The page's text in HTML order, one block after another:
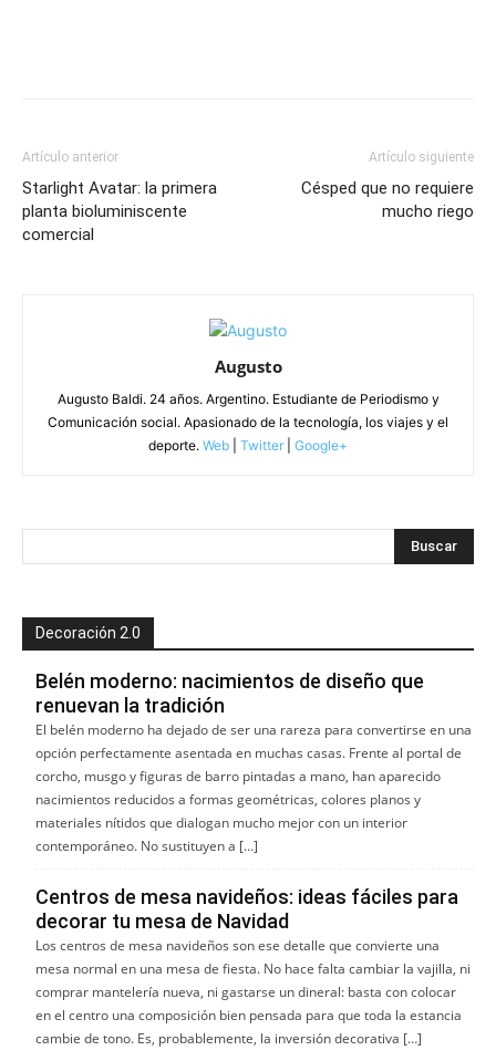
Artículo anterior
Starlight Avatar: la primera
planta bioluminiscente
comercial
Artículo siguiente
Césped que no requiere
mucho riego
Augusto
Augusto Baldi. 24 años. Argentino. Estudiante de Periodismo y
Comunicación social. Apasionado de la tecnología, los viajes y el
deporte. Web Twitter Google+
Decoración 2.0
Belén moderno: nacimientos de diseño que
renuevan la tradición
El belén moderno ha dejado de ser una rareza para convertirse en una
opción perfectamente asentada en muchas casas. Frente al portal de
corcho, musgo y figuras de barro pintadas a mano, han aparecido
nacimientos reducidos a formas geométricas, colores planos y
materiales nítidos que dialogan mucho mejor con un interior
contemporáneo. No sustituyen a […]
Centros de mesa navideños: ideas fáciles para
decorar tu mesa de Navidad
Los centros de mesa navideños son ese detalle que convierte una
mesa normal en una mesa de fiesta. No hace falta cambiar la vajilla, ni
comprar mantelería nueva, ni gastarse un dineral: basta con colocar
en el centro una composición bien pensada para que toda la estancia
cambie de tono. Es, probablemente, la inversión decorativa […]